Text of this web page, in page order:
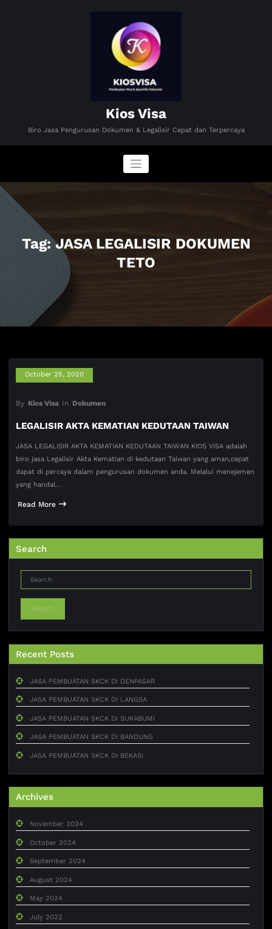
Kios Visa
Biro Jasa Pengurusan Dokumen & Legalisir Cepat dan Terpercaya
Tag: JASA LEGALISIR DOKUMEN
TETO
October 25, 2020
By Kios Visa In Dokumen
LEGALISIR AKTA KEMATIAN KEDUTAAN TAIWAN
JASA LEGALISIR AKTA KEMATIAN KEDUTAAN TAIWAN KIOS VISA adalah
biro jasa Legalisir Akta Kematian di kedutaan Taiwan yang aman,cepat
dapat di percaya dalam pengurusan dokumen anda. Melalui menejemen
yang handal…
Read More
Search
Search
Recent Posts
JASA PEMBUATAN SKCK DI DENPASAR
JASA PEMBUATAN SKCK DI LANGSA
JASA PEMBUATAN SKCK DI SUKABUMI
JASA PEMBUATAN SKCK DI BANDUNG
JASA PEMBUATAN SKCK DI BEKASI
Archives
November 2024
October 2024
September 2024
August 2024
May 2024
July 2022